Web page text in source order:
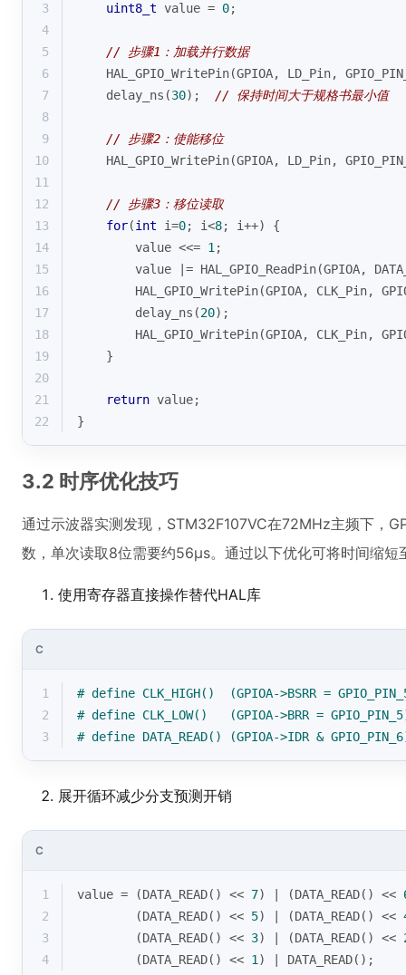
3
uint8_t value = 0;
4
5
// 步骤1：加载并行数据
6
HAL_GPIO_WritePin(GPIOA, LD_Pin,
7
    delay_ns(
30); // 保持时间大于规格书最小值
8
9
// 步骤2：使能移位
10
HAL_GPIO_WritePin(GPIOA, LD_Pin,
11
12
// 步骤3：移位读取
13
for(int i=0; i<8; i++) {
14
        value <<=
1 ;
15
value |= HAL_GPIO_ReadPin(GPIOA,
16
HAL_GPIO_WritePin(GPIOA, CLK_Pin,
17
        delay_ns(
20);
18
HAL_GPIO_WritePin(GPIOA, CLK_Pin,
19
    }
20
21
return value;
22
}
3.2 时序优化技巧
通过示波器实测发现，STM32F107VC在72MHz主频下，
数，单次读取8位需要约56μs。通过以下优化可将时间缩短
使用寄存器直接操作替代HAL库
C
1 # define CLK_HIGH()  (GPIOA->BSRR =
2
# define CLK_LOW()   (GPIOA->BRR =
3
# define DATA_READ() (GPIOA->IDR &
展开循环减少分支预测开销
C
1 value = (DATA_READ() << 7) | (DATA_READ() <<
2
        (DATA_READ() <<
5) | (DATA_READ() <<
3
        (DATA_READ() <<
3) | (DATA_READ() <<
4
        (DATA_READ() <<
1 ) | DATA_READ();